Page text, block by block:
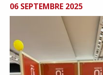
06 SEPTEMBRE 2025